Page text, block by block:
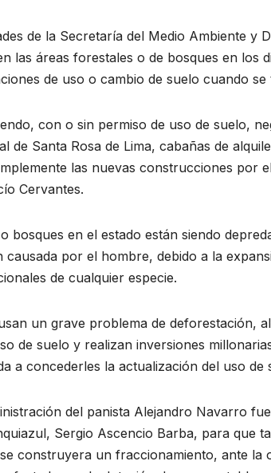
de la Secretaría del Medio Ambiente y
las áreas forestales o de bosques en los
de uso o cambio de suelo cuando
con o sin permiso de uso de suelo,
de Santa Rosa de Lima, cabañas de
las nuevas construcciones por
Cervantes.
bosques en el estado están siendo
por el hombre, debido a la
de cualquier especie.
un grave problema de deforestación,
de suelo y realizan inversiones
a concederles la actualización del uso de
del panista Alejandro Navarro
Sergio Ascencio Barba, para que
construyera un fraccionamiento, ante la